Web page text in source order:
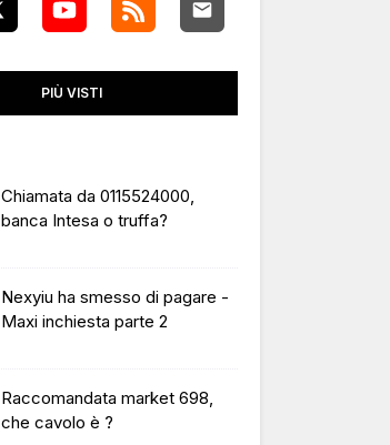
PIÙ VISTI
Chiamata da 0115524000,
banca Intesa o truffa?
Nexyiu ha smesso di pagare -
Maxi inchiesta parte 2
Raccomandata market 698,
che cavolo è ?